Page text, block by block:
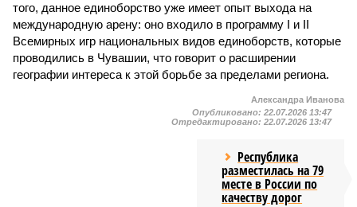
того, данное единоборство уже имеет опыт выхода на
международную арену: оно входило в программу I и II
Всемирных игр национальных видов единоборств, которые
проводились в Чувашии, что говорит о расширении
географии интереса к этой борьбе за пределами региона.
Александра Иванова
Опубликовано: 22.07.2026 13:47
Отредактировано: 22.07.2026 13:47
Республика
разместилась на 79
месте в России по
качеству дорог